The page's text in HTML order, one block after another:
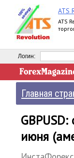
ATS
ATS
Логин:
Главная
июня